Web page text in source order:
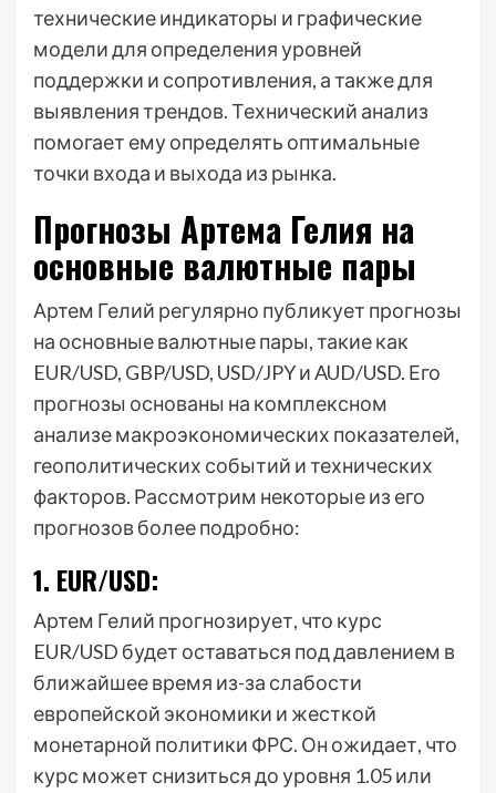
технические индикаторы и графические
модели для определения уровней
поддержки и сопротивления, а также для
выявления трендов. Технический анализ
помогает ему определять оптимальные
точки входа и выхода из рынка.
Прогнозы Артема Гелия на
основные валютные пары
Артем Гелий регулярно публикует прогнозы
на основные валютные пары, такие как
EUR/USD, GBP/USD, USD/JPY и AUD/USD. Его
прогнозы основаны на комплексном
анализе макроэкономических показателей,
геополитических событий и технических
факторов. Рассмотрим некоторые из его
прогнозов более подробно:
1. EUR/USD:
Артем Гелий прогнозирует, что курс
EUR/USD будет оставаться под давлением в
ближайшее время из-за слабости
европейской экономики и жесткой
монетарной политики ФРС. Он ожидает, что
курс может снизиться до уровня 1.05 или